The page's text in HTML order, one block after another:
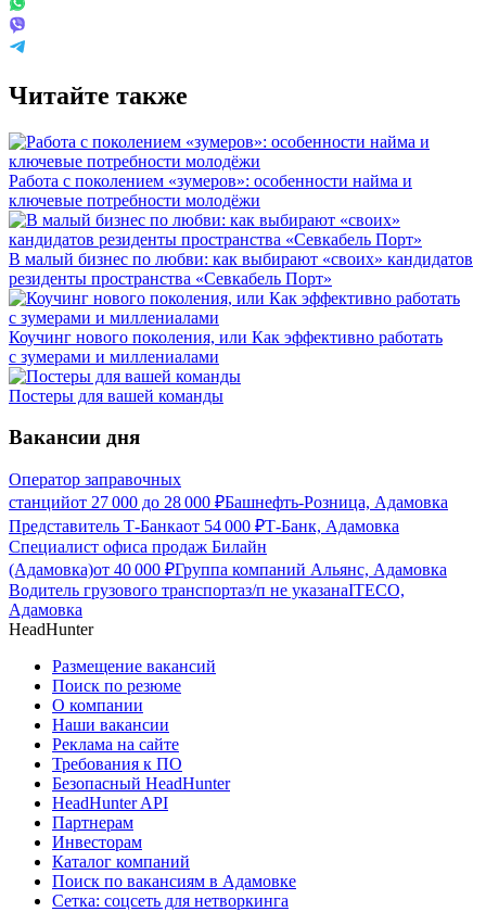
Читайте также
Работа с поколением «зумеров»: особенности найма и
ключевые потребности молодёжи
В малый бизнес по любви: как выбирают «своих» кандидатов
резиденты пространства «Севкабель Порт»
Коучинг нового поколения, или Как эффективно работать
с зумерами и миллениалами
Постеры для вашей команды
Вакансии дня
Оператор заправочных
станцийот 27 000 до 28 000 ₽Башнефть-Розница, Адамовка
Представитель Т-Банкаот 54 000 ₽Т-Банк, Адамовка
Специалист офиса продаж Билайн
(Адамовка)от 40 000 ₽Группа компаний Альянс, Адамовка
Водитель грузового транспортаз/п не указанаITECO,
Адамовка
HeadHunter
Размещение вакансий
Поиск по резюме
О компании
Наши вакансии
Реклама на сайте
Требования к ПО
Безопасный HeadHunter
HeadHunter API
Партнерам
Инвесторам
Каталог компаний
Поиск по вакансиям в Адамовке
Сетка: соцсеть для нетворкинга